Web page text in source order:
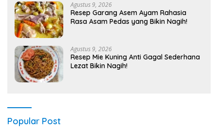
Agustus 9, 2026
Resep Garang Asem Ayam Rahasia
Rasa Asam Pedas yang Bikin Nagih!
Agustus 9, 2026
Resep Mie Kuning Anti Gagal Sederhana
Lezat Bikin Nagih!
Popular Post